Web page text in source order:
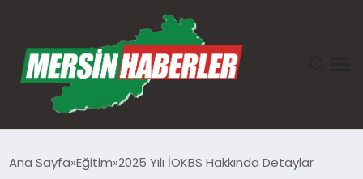
Ana Sayfa Eğitim 2025 Yılı İOKBS Hakkında Detaylar